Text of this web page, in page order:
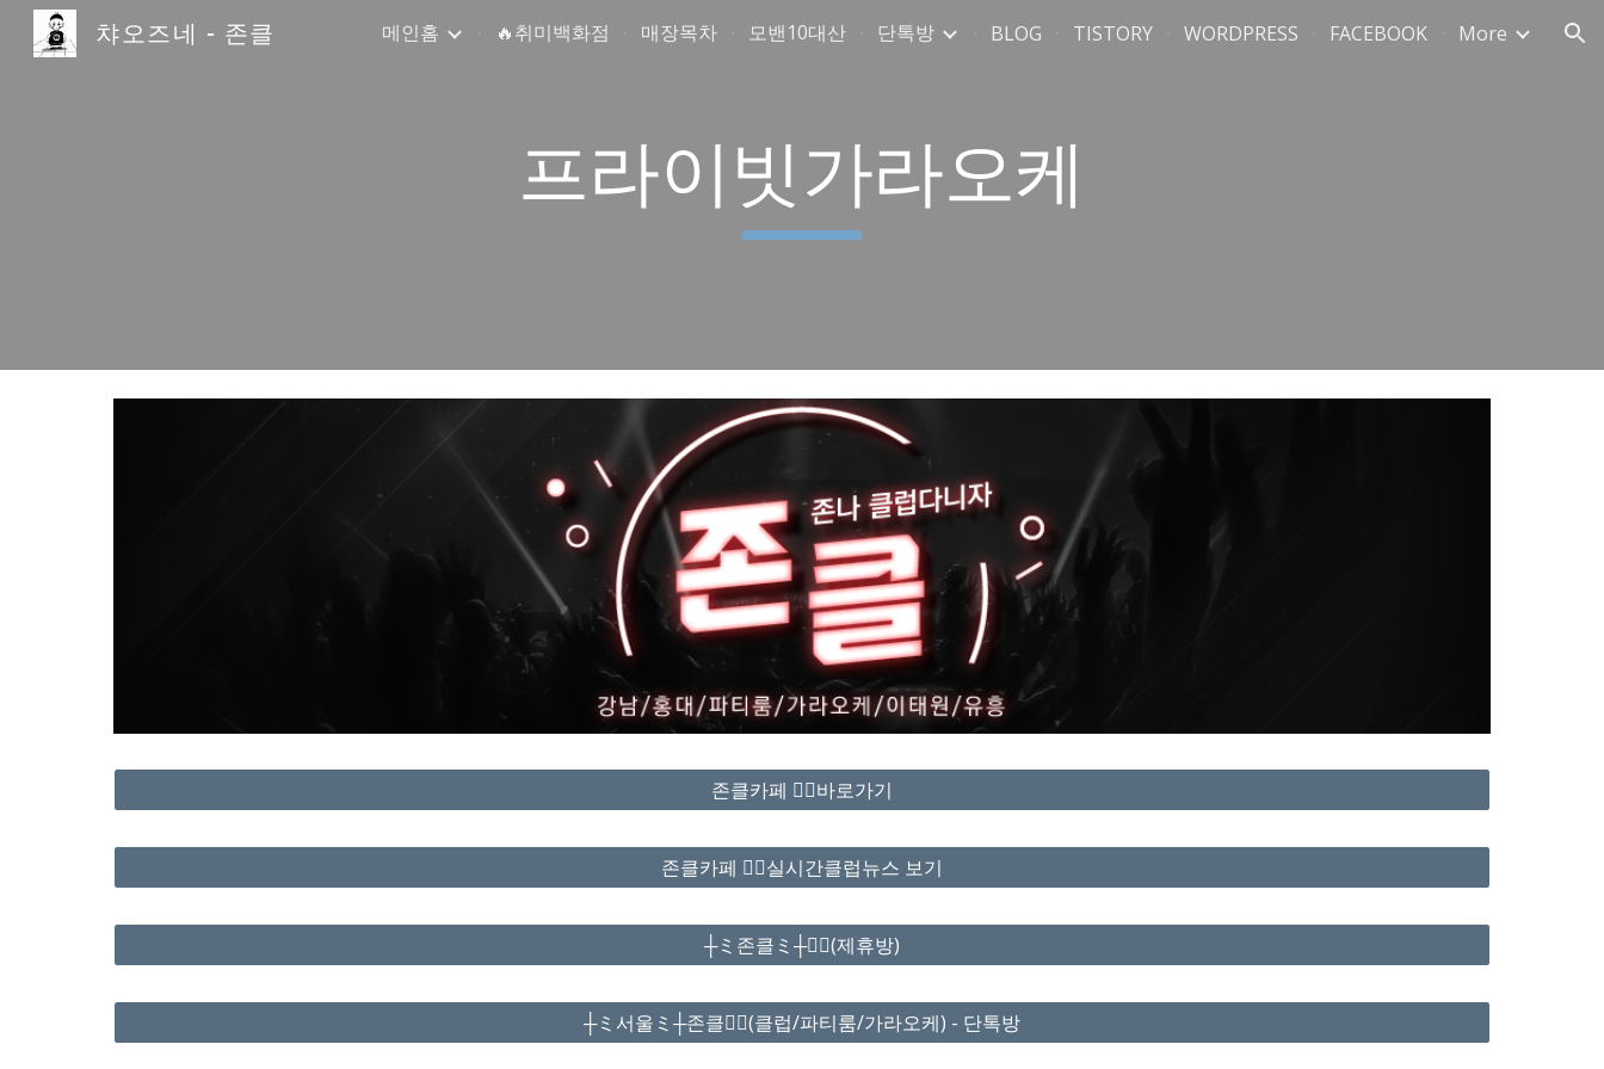
Skip to main content Skip to navigation
챠오즈네 - 존클 메인홈 🔥취미백화점 매장목차 모밴10대산 단톡방 BLOG TISTORY WORDPRESS FACEBOOK More
프라이빗가라오케
존클카페 ❤️‍🔥바로가기
존클카페 ❤️‍🔥실시간클럽뉴스 보기
┼ミ존클ミ┼❤️‍🔥(제휴방)
┼ミ서울ミ┼존클❤️‍🔥(클럽/파티룸/가라오케) - 단톡방